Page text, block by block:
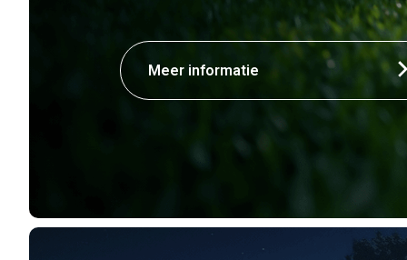
Meer informatie